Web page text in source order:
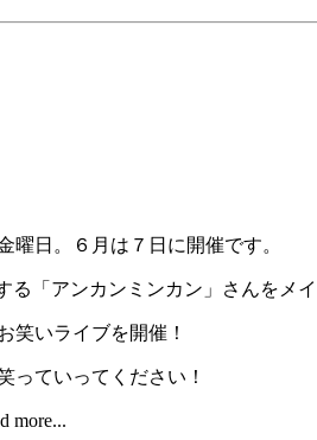
曜日。６月は７日に開催です。
る「アンカンミンカン」さんをメイ
笑いライブを開催！
っていってください！
more...